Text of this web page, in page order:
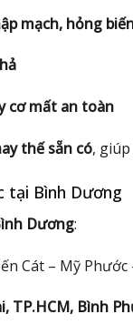
mạch, hỏng
cơ mất an toàn
thế sẵn có,
tại Bình Dương
Dương:
Cát – Mỹ Phước
TP.HCM, Bình